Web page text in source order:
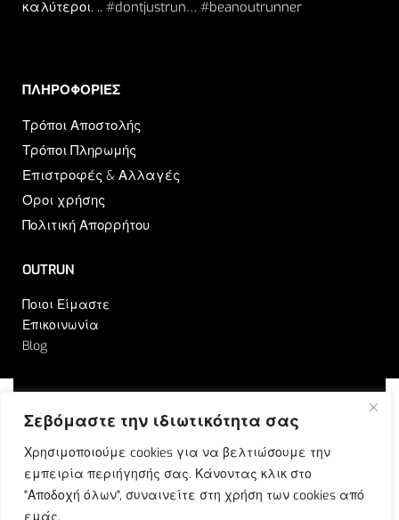
Σεβόμαστε την ιδιωτικότητα σας
Χρησιμοποιούμε cookies για να βελτιώσουμε την
εμπειρία περιήγησής σας. Κάνοντας κλικ στο
"Αποδοχή όλων", συναινείτε στη χρήση των cookies από
καλύτεροι. .. #dontjustrun… #beanoutrunner
ΠΛΗΡΟΦΟΡΙΕΣ​
Τρόποι Αποστολής
Τρόποι Πληρωμής
Επιστροφές & Αλλαγές
Όροι χρήσης
Πολιτική Απορρήτου
OUTRUN
Ποιοι Είμαστε
Επικοινωνία
Blog
© Outrun 2023. All rights reserved | Produced by
ETOUCH